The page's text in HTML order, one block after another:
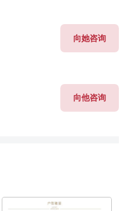
向她咨询
向他咨询